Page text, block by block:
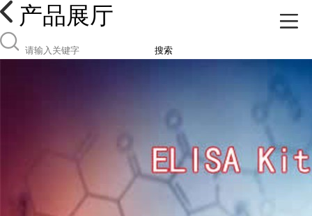
产品展厅
搜索